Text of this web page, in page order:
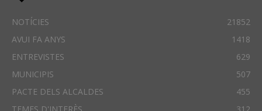
NOTÍCIES
21852
AVUI FA ANYS
1418
ENTREVISTES
629
MUNICIPIS
507
PACTE DELS ALCALDES
455